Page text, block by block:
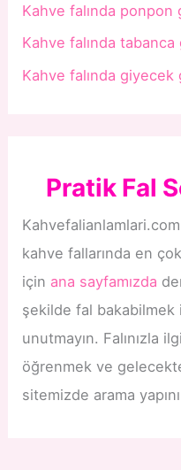
Kahve falında ponpon
Kahve falında tabanca
Kahve falında giyecek
Pratik Fal
kahve fallarında en
için ana sayfamızda
şekilde fal bakabilmek
unutmayın. Falınızla
öğrenmek ve
sitemizde arama